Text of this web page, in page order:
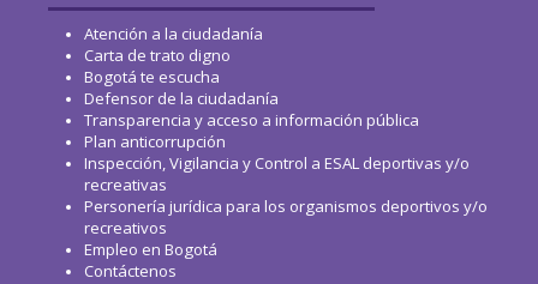
Atención a la ciudadanía
Carta de trato digno
Bogotá te escucha
Defensor de la ciudadanía
Transparencia y acceso a información pública
Plan anticorrupción
Inspección, Vigilancia y Control a ESAL deportivas y/o
recreativas
Personería jurídica para los organismos deportivos y/o
recreativos
Empleo en Bogotá
Contáctenos